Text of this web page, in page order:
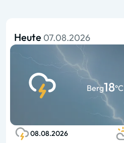
Heute 07.08.2026
Berg18°C
08.08.2026